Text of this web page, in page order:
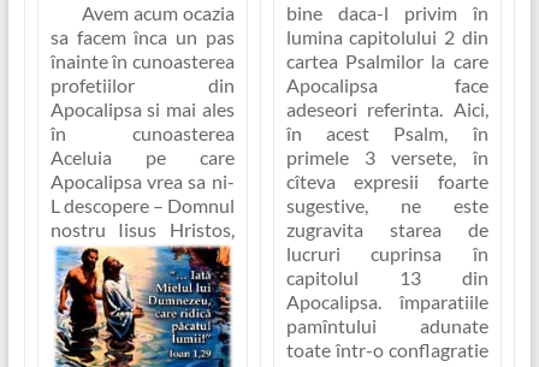
Avem acum ocazia
sa facem înca un pas
înainte în cunoasterea
profetiilor din
Apocalipsa si mai ales
în cunoasterea
Aceluia pe care
Apocalipsa vrea sa ni-
L descopere – Domnul
nostru Iisus Hristos,
bine daca-l privim în
lumina capitolului 2 din
cartea Psalmilor la care
Apocalipsa face
adeseori referinta. Aici,
în acest Psalm, în
primele 3 versete, în
cîteva expresii foarte
sugestive, ne este
zugravita starea de
lucruri cuprinsa în
capitolul 13 din
Apocalipsa. împaratiile
pamîntului adunate
toate într-o conflagratie